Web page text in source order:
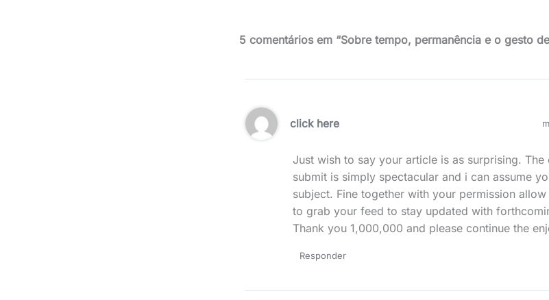
5 comentários em “Sobre tempo, permanência e o gesto
click here
Just wish to say your article is as surprising.
submit is simply spectacular and i can assume
subject. Fine together with your permission allow
to grab your feed to stay updated with
Thank you 1,000,000 and please continue the
Responder